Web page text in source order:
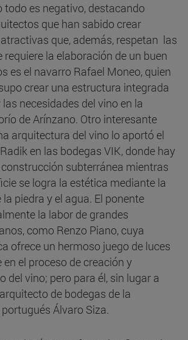
todo es negativo, destacando
que han sabido crear
que, además, respetan las
requiere la elaboración de un buen
es el navarro Rafael Moneo, quien
crear una estructura integrada
necesidades del vino en la
de Arínzano. Otro interesante
arquitectura del vino lo aportó el
en las bodegas VIK, donde hay
subterránea mientras
se logra la estética mediante la
piedra y el agua. El ponente
la labor de grandes
como Renzo Piano, cuya
ofrece un hermoso juego de luces
el proceso de creación y
del vino; pero para él, sin lugar a
de bodegas de la
Álvaro Siza.